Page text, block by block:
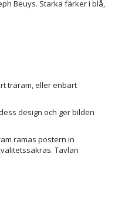
Beuys. Starka färker i blå,
träram, eller enbart
design och ger bilden
ramas postern in
Tavlan